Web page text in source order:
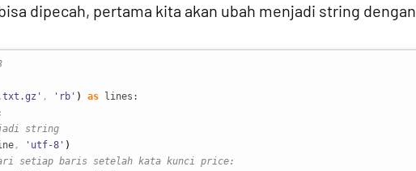
dipecah, pertama kita akan ubah menjadi string dengan
, 'rb' ) as lines:
string
, 'utf-8' )
setiap baris setelah kata kunci price: